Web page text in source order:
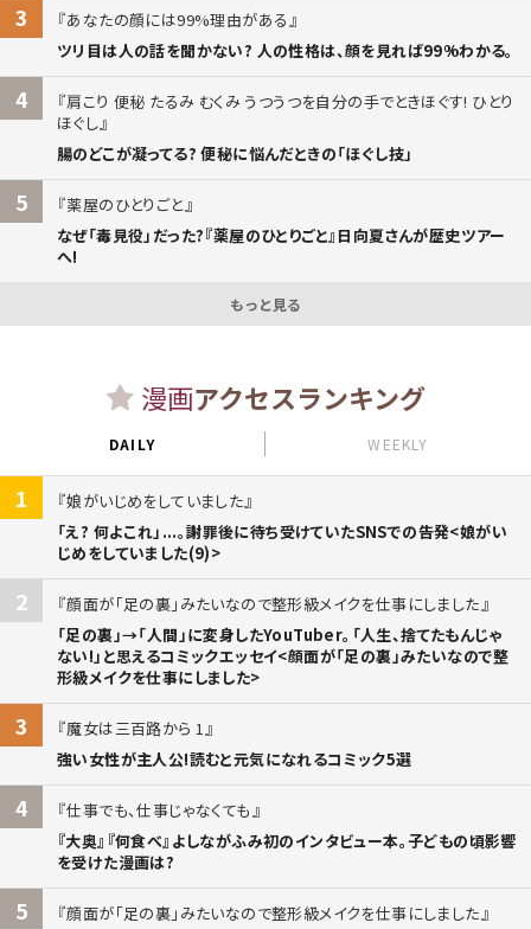
3
あなたの顔には99%理由がある
ツリ目は人の話を聞かない? 人の性格は、顔を見れば99%わかる。
4
肩こり 便秘 たるみ むくみ うつうつを自分の手でときほぐす! ひとり
ほぐし
腸のどこが凝ってる? 便秘に悩んだときの「ほぐし技」
5
薬屋のひとりごと
なぜ「毒見役」だった?『薬屋のひとりごと』日向夏さんが歴史ツアー
へ!
もっと見る
漫画アクセスランキング
DAILY WEEKLY
1
娘がいじめをしていました
「え? 何よこれ」...。謝罪後に待ち受けていたSNSでの告発<娘がい
じめをしていました(9)>
2
顔面が「足の裏」みたいなので整形級メイクを仕事にしました
「足の裏」→「人間」に変身したYouTuber。「人生、捨てたもんじゃ
ない!」と思えるコミックエッセイ<顔面が「足の裏」みたいなので整
形級メイクを仕事にしました>
3
魔女は三百路から 1
強い女性が主人公!読むと元気になれるコミック5選
4
仕事でも、仕事じゃなくても
『大奥』『何食べ』よしながふみ初のインタビュー本。子どもの頃影響
を受けた漫画は?
5
顔面が「足の裏」みたいなので整形級メイクを仕事にしました